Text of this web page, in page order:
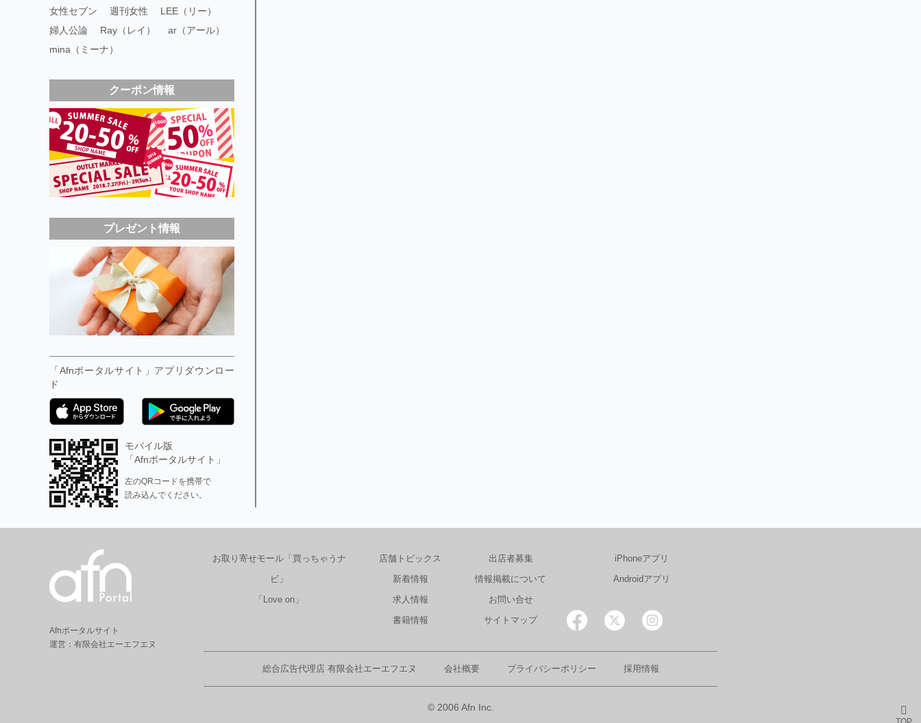
女性セブン
週刊女性
LEE（リー）
婦人公論
Ray（レイ）
ar（アール）
mina（ミーナ）
クーポン情報
プレゼント情報
「Afnポータルサイト」アプリダウンロー
ド
モバイル版
「Afnポータルサイト」
左のQRコードを携帯で
読み込んでください。
Afnポータルサイト
運営：有限会社エーエフエヌ
お取り寄せモール「買っちゃうナ
ビ」
「Love on」
店舗トピックス
新着情報
求人情報
書籍情報
出店者募集
情報掲載について
お問い合せ
サイトマップ
iPhoneアプリ
Androidアプリ
総合広告代理店 有限会社エーエフエヌ 会社概要 プライバシーポリシー 採用情報
© 2006 Afn Inc.